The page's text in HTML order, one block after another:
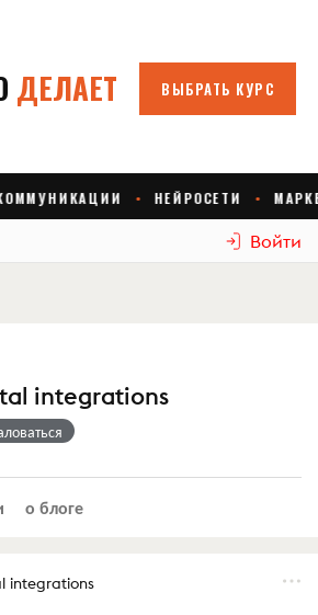
Войти
integrations
о блоге
integrations